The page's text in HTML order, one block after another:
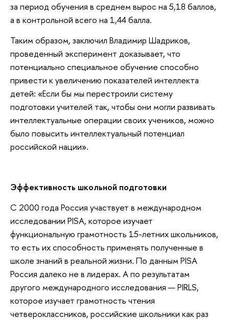
за период обучения в среднем вырос на 5,18 баллов,
а в контрольной всего на 1,44 балла.
Таким образом, заключил Владимир Шадриков,
проведенный эксперимент доказывает, что
потенциально специальное обучение способно
привести к увеличению показателей интеллекта
детей: «Если бы мы перестроили систему
подготовки учителей так, чтобы они могли развивать
интеллектуальные операции своих учеников, можно
было повысить интеллектуальный потенциал
российской нации».
Эффективность школьной подготовки
С 2000 года Россия участвует в международном
исследовании PISA, которое изучает
функциональную грамотность 15-летних школьников,
то есть их способность применять полученные в
школе знаний в реальной жизни. По данным PISA
Россия далеко не в лидерах. А по результатам
другого международного исследования — PIRLS,
которое изучает грамотность чтения
четвероклассников, российские школьники как раз